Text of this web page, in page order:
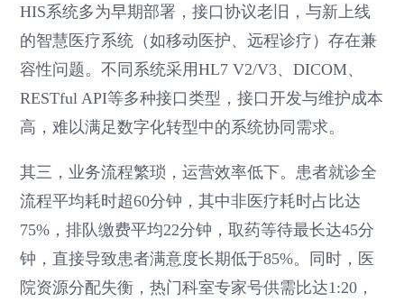
HIS系统多为早期部署，接口协议老旧，与新上线
的智慧医疗系统（如移动医护、远程诊疗）存在兼
容性问题。不同系统采用HL7 V2/V3、DICOM、
RESTful API等多种接口类型，接口开发与维护成本
高，难以满足数字化转型中的系统协同需求。
其三，业务流程繁琐，运营效率低下。患者就诊全
流程平均耗时超60分钟，其中非医疗耗时占比达
75%，排队缴费平均22分钟，取药等待最长达45分
钟，直接导致患者满意度长期低于85%。同时，医
院资源分配失衡，热门科室专家号供需比达1:20，